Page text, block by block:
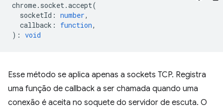
chrome. socket.accept(
socketId : number,
callback : function,
) : void
Esse método se aplica apenas a sockets TCP. Registra
uma função de callback a ser chamada quando uma
conexão é aceita no soquete do servidor de escuta. O